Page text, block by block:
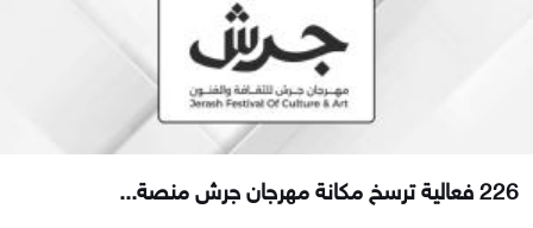
226 فعالية ترسخ مكانة مهرجان جرش منصة...